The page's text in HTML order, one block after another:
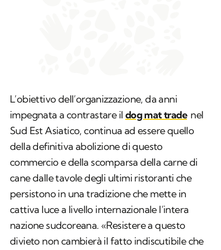
L’obiettivo dell’organizzazione, da anni
impegnata a contrastare il dog mat trade nel
Sud Est Asiatico, continua ad essere quello
della definitiva abolizione di questo
commercio e della scomparsa della carne di
cane dalle tavole degli ultimi ristoranti che
persistono in una tradizione che mette in
cattiva luce a livello internazionale l’intera
nazione sudcoreana. «Resistere a questo
divieto non cambierà il fatto indiscutibile che